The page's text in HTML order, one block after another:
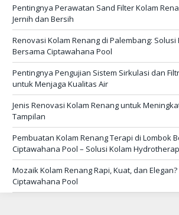
Pentingnya Perawatan Sand Filter Kolam
Jernih dan Bersih
Renovasi Kolam Renang di Palembang:
Bersama Ciptawahana Pool
Pentingnya Pengujian Sistem Sirkulasi dan
untuk Menjaga Kualitas Air
Jenis Renovasi Kolam Renang untuk
Tampilan
Pembuatan Kolam Renang Terapi di Lombok
Ciptawahana Pool – Solusi Kolam
Mozaik Kolam Renang Rapi, Kuat, dan
Ciptawahana Pool